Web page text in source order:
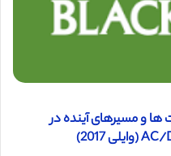
ها و مسیرهای آینده در